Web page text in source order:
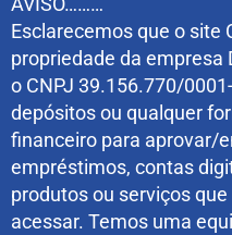
Esclarecemos que o site
propriedade da empresa
o CNPJ 39.156.770/
depósitos ou qualquer
financeiro para aprovar/
empréstimos, contas
produtos ou serviços
acessar. Temos uma